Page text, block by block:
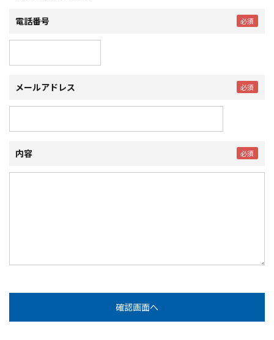
電話番号
メールアドレス
内容